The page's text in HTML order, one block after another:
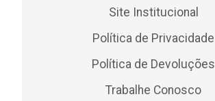
Site Institucional
Política de Privacidade
Política de Devoluções
Trabalhe Conosco